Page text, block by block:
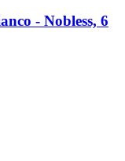
-​ Nobless, 6